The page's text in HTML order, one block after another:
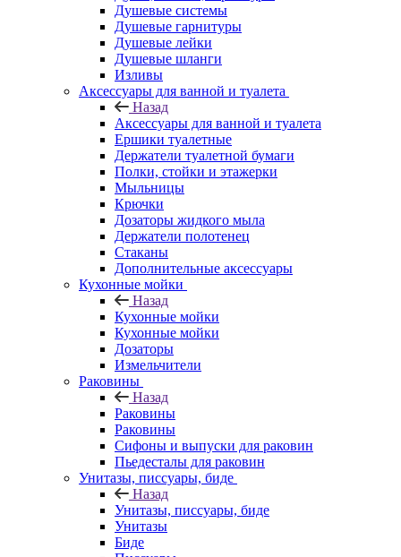
Душевые системы
Душевые гарнитуры
Душевые лейки
Душевые шланги
Изливы
Аксессуары для ванной и туалета
Назад
Аксессуары для ванной и туалета
Ершики туалетные
Держатели туалетной бумаги
Полки, стойки и этажерки
Мыльницы
Крючки
Дозаторы жидкого мыла
Держатели полотенец
Стаканы
Дополнительные аксессуары
Кухонные мойки
Назад
Кухонные мойки
Кухонные мойки
Дозаторы
Измельчители
Раковины
Назад
Раковины
Раковины
Сифоны и выпуски для раковин
Пьедесталы для раковин
Унитазы, писсуары, биде
Назад
Унитазы, писсуары, биде
Унитазы
Биде